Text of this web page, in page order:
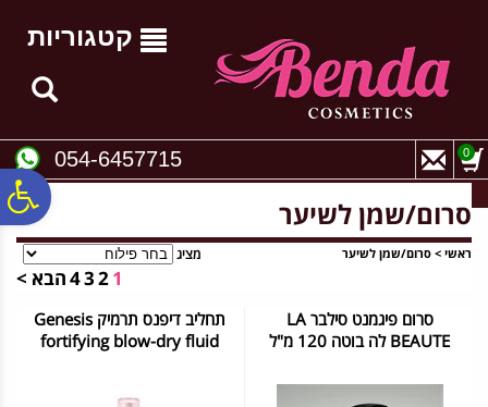
נגישות
קטגוריות
054-6457715 0
סרום/שמן לשיער
ראשי > סרום/שמן לשיער מציג
1
2
3
4הבא >
סרום פיגמנט סילבר LA
BEAUTE לה בוטה 120 מ"ל
תחליב דיפנס תרמיק Genesis
fortifying blow-dry fluid